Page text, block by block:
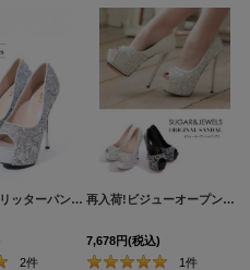
ベーシックグリッターパンプス/14cmヒール【2カラー/7サイズ】[OF02]
2件
再入荷!ビジューオープントゥプラットフォームパンプス【34-40サイズ/2カラー】[OF02]
7,678円(税込)
1件